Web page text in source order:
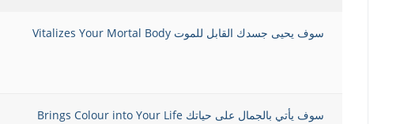
سوف يحيى جسدك القابل للموت Vitalizes Your Mortal Body
سوف يأتي بالجمال على حياتك Brings Colour into Your Life